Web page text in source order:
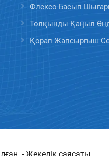
Флексо Басып
Толқынды Қаңыл
Қорап Жапсырғыш